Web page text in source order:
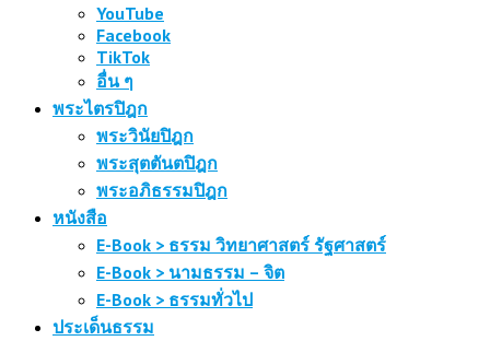
YouTube
Facebook
TikTok
อื่น ๆ
พระไตรปิฎก
พระวินัยปิฎก
พระสุตตันตปิฎก
พระอภิธรรมปิฎก
หนังสือ
E-Book > ธรรม วิทยาศาสตร์ รัฐศาสตร์
E-Book > นามธรรม – จิต
E-Book > ธรรมทั่วไป
ประเด็นธรรม